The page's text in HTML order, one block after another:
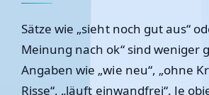
Sätze wie „sieht noch gut aus“
Meinung nach ok“ sind weniger
Angaben wie „wie neu“, „ohne
Risse“, „läuft einwandfrei“. Je